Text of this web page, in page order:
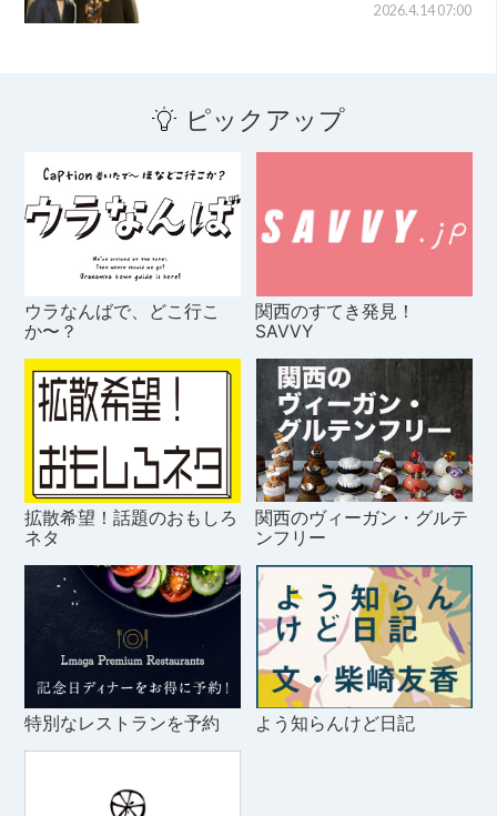
2026.4.14 07:00
ピックアップ
ウラなんばで、どこ行こ
か〜？
関西のすてき発見！
SAVVY
拡散希望！話題のおもしろ
ネタ
関西のヴィーガン・グルテ
ンフリー
特別なレストランを予約 よう知らんけど日記